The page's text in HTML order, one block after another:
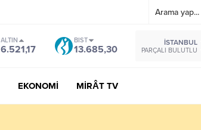
ALTIN
6.521,17
BIST
13.685,30
İSTANBUL
PARÇALI BULUTLU
EKONOMI MIRÂT TV